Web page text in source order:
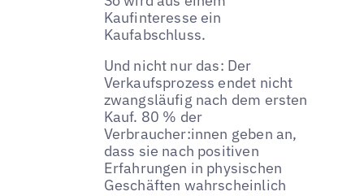
Kaufinteresse ein
Kaufabschluss.
Und nicht nur das: Der
Verkaufsprozess endet nicht
zwangsläufig nach dem ersten
Kauf. 80 % der
Verbraucher:innen geben an,
dass sie nach positiven
Erfahrungen in physischen
Geschäften wahrscheinlich